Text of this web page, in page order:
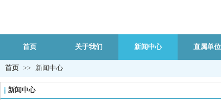
首页 关于我们 新闻中心 直属单位
首页 >> 新闻中心
新闻中心